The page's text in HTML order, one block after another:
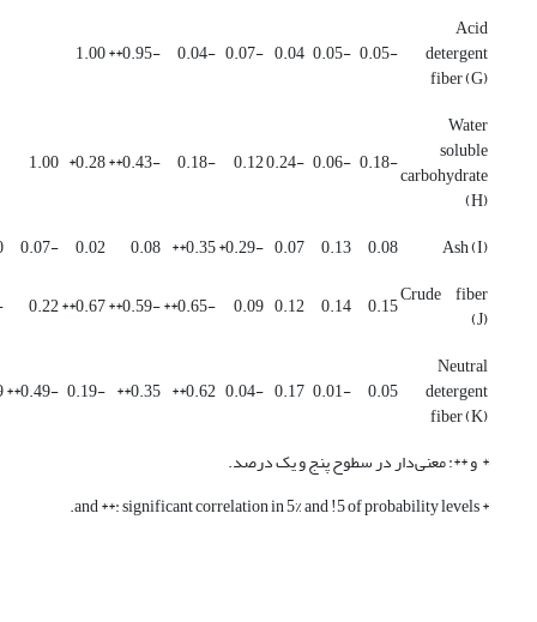
Acid
detergent
fiber (G)
-0.05
-0.05
0.04
-0.07
-0.04
-0.95**
1.00
Water
soluble
carbohydrate
(H)
-0.18
-0.06
-0.24
0.12
-0.18
-0.43**
0.28*
1.00
Ash (I)
0.08
0.13
0.07
-0.29*
0.35**
0.08
0.02
-0.07
Crude fiber
(J)
0.15
0.14
0.12
0.09
-0.65**
-0.59**
0.67**
0.22
Neutral
detergent
fiber (K)
0.05
-0.01
0.17
-0.04
0.62**
0.35**
-0.19
-0.49**
* و **: معنی‌دار در سطوح پنج و یک درصد.
* and **: significant correlation in 5% and !5 of probability levels.